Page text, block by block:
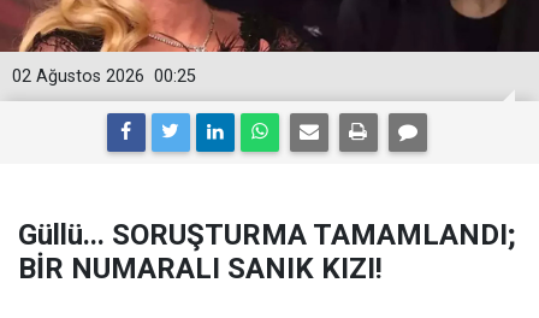
00:25
02 Ağustos 2026
Güllü... SORUŞTURMA TAMAMLANDI;
BİR NUMARALI SANIK KIZI!